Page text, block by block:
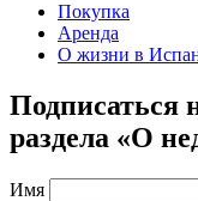
Покупка
Аренда
О жизни в
Подписаться
раздела «О
Имя